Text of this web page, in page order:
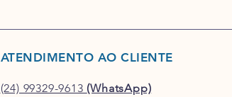
ATENDIMENTO AO CLIENTE
(24) 99329-9613 (WhatsApp)